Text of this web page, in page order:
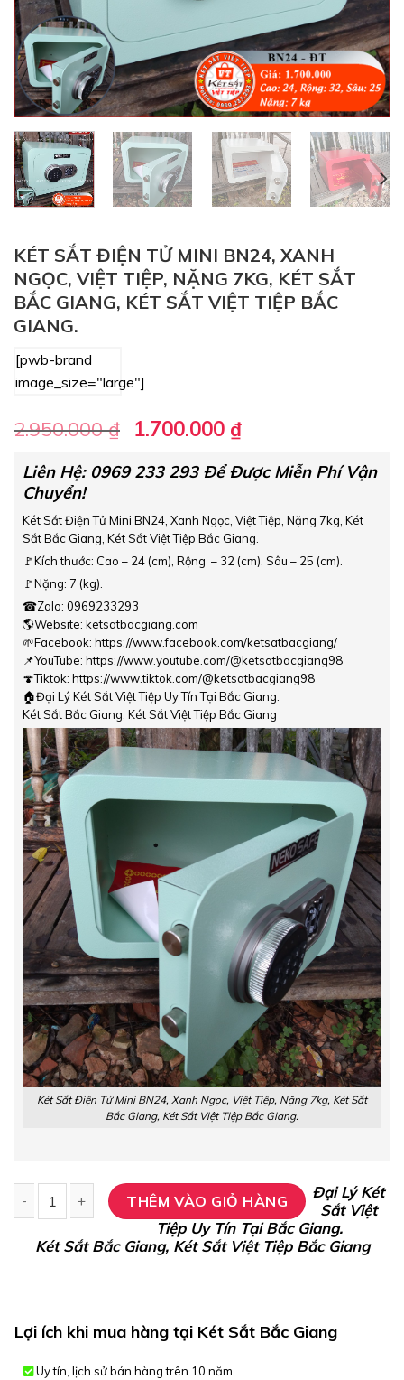
KÉT SẮT ĐIỆN TỬ MINI BN24, XANH
NGỌC, VIỆT TIỆP, NẶNG 7KG, KÉT SẮT
BẮC GIANG, KÉT SẮT VIỆT TIỆP BẮC
GIANG.
[pwb-brand
image_size="large"]
2.950.000₫ Giá
là:
1.700.000 ₫Giá
hiện
tại
1.700.000 ₫.
Liên Hệ: 0969 233 293 Để Được Miễn Phí Vận
Chuyển!
Két Sắt Điện Tử Mini BN24, Xanh Ngọc, Việt Tiệp, Nặng 7kg, Két
Sắt Bắc Giang, Két Sắt Việt Tiệp Bắc Giang.
🚩Kích thước: Cao – 24 (cm), Rộng – 32 (cm), Sâu – 25 (cm).
🚩Nặng: 7 (kg).
☎Zalo: 0969233293
🌎Website: ketsatbacgiang.com
🌱Facebook: https://www.facebook.com/ketsatbacgiang/
📌YouTube: https://www.youtube.com/@ketsatbacgiang98
🍄Tiktok: https://www.tiktok.com/@ketsatbacgiang98
🏠Đại Lý Két Sắt Việt Tiệp Uy Tín Tại Bắc Giang.
Két Sắt Bắc Giang, Két Sắt Việt Tiệp Bắc Giang
Két Sắt Điện Tử Mini BN24, Xanh Ngọc, Việt Tiệp, Nặng 7kg, Két Sắt
Bắc Giang, Két Sắt Việt Tiệp Bắc Giang.
Két Sắt Điện Tử Mini BN24, Xanh Ngọc, Việt Tiệp, Nặng
THÊM VÀO GIỎ HÀNG
Đại Lý Két
Sắt Việt
Tiệp Uy Tín Tại Bắc Giang.
Két Sắt Bắc Giang, Két Sắt Việt Tiệp Bắc Giang
Lợi ích khi mua hàng tại Két Sắt Bắc Giang
Uy tín, lịch sử bán hàng trên 10 năm.